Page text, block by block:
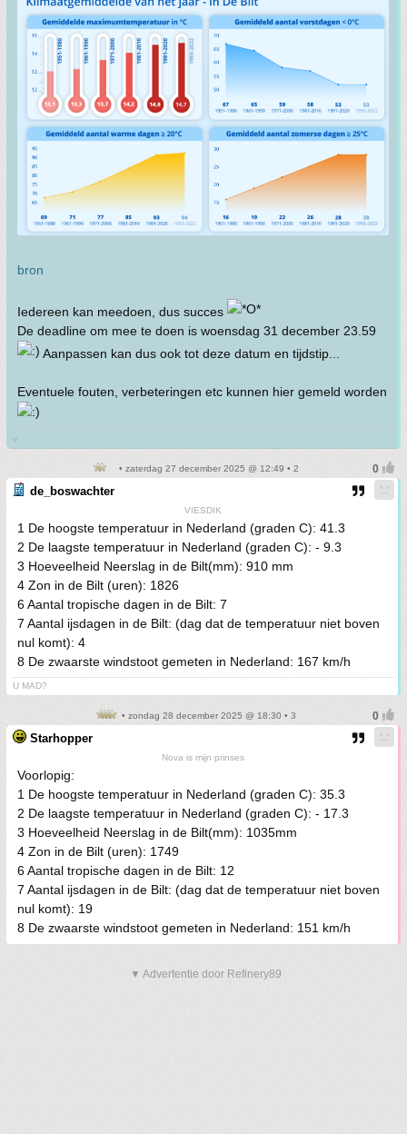
bron
Iedereen kan meedoen, dus succes
De deadline om mee te doen is woensdag 31 december 23.59
Aanpassen kan dus ook tot deze datum en tijdstip...
Eventuele fouten, verbeteringen etc kunnen hier gemeld worden
v
• zaterdag 27 december 2025 @ 12:49 • 2
de_boswachter
VIESDIK
1 De hoogste temperatuur in Nederland (graden C): 41.3
2 De laagste temperatuur in Nederland (graden C): - 9.3
3 Hoeveelheid Neerslag in de Bilt(mm): 910 mm
4 Zon in de Bilt (uren): 1826
6 Aantal tropische dagen in de Bilt: 7
7 Aantal ijsdagen in de Bilt: (dag dat de temperatuur niet boven
nul komt): 4
8 De zwaarste windstoot gemeten in Nederland: 167 km/h
U MAD?
• zondag 28 december 2025 @ 18:30 • 3
Starhopper
Nova is mijn prinses
Voorlopig:
1 De hoogste temperatuur in Nederland (graden C): 35.3
2 De laagste temperatuur in Nederland (graden C): - 17.3
3 Hoeveelheid Neerslag in de Bilt(mm): 1035mm
4 Zon in de Bilt (uren): 1749
6 Aantal tropische dagen in de Bilt: 12
7 Aantal ijsdagen in de Bilt: (dag dat de temperatuur niet boven
nul komt): 19
8 De zwaarste windstoot gemeten in Nederland: 151 km/h
▼ Advertentie door Refinery89